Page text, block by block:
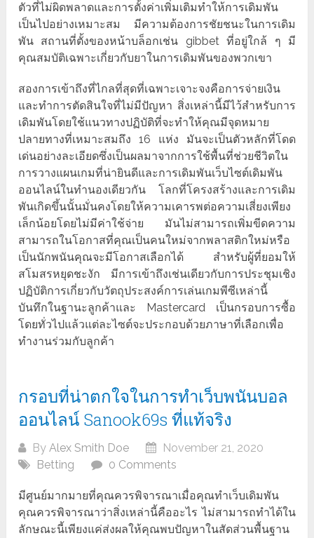
ตัวที่ไม่ผิดพลาดและการตั้งค่าเพิ่มเติมทำให้การเดิมพัน
เป็นไปอย่างเหมาะสม มีความต้องการชัยชนะในการเดิม
พัน สถานที่ตั้งของหน้าบล็อกเช่น gibbet ที่อยู่ใกล้ ๆ มี
คุณสมบัติเฉพาะเกี่ยวกับยาในการเดิมพันของพวกเขา
สองการเข้าถึงที่ไกลที่สุดที่เฉพาะเจาะจงคือการจ่ายเงิน
และทำการตัดสินใจที่ไม่มีปัญหา สิ่งเหล่านี้มีไว้สำหรับการ
เดิมพันโดยใช้แนวทางปฏิบัติที่จะทำให้คุณมีจุดหมาย
ปลายทางที่เหมาะสมถึง 16 แห่ง มันจะเป็นตัวหลักที่โดด
เด่นอย่างละเอียดซึ่งเป็นผลมาจากการใช้พื้นที่ช่วยชีวิตใน
การวางแผนเกมที่น่ายินดีและการเดิมพันเว็บไซต์เดิมพัน
ออนไลน์ในทำนองเดียวกัน โลกที่โครงสร้างและการเดิม
พันเกิดขึ้นนั้นมั่นคงโดยให้ความเคารพต่อความเสี่ยงเพียง
เล็กน้อยโดยไม่มีค่าใช้จ่าย มันไม่สามารถเพิ่มขีดความ
สามารถในโอกาสที่คุณเป็นคนใหม่จากพลาสติกใหม่หรือ
เป็นนักพนันคุณจะมีโอกาสเลือกได้ สำหรับผู้ที่ยอมให้
สโมสรหยุดชะงัก มีการเข้าถึงเช่นเดียวกับการประชุมเชิง
ปฏิบัติการเกี่ยวกับวัตถุประสงค์การเล่นเกมพีซีเหล่านี้
บันทึกในฐานะลูกค้าและ Mastercard เป็นกรอบการซื้อ
โดยทั่วไปแล้วแต่ละไซต์จะประกอบด้วยภาษาที่เลือกเพื่อ
ทำงานร่วมกับลูกค้า
กรอบที่น่าตกใจในการทำเว็บพนันบอล
ออนไลน์ Sanook69s ที่แท้จริง
ByAlex Smith Doe
November 21, 2020
Betting
0 Comments
มีศูนย์มากมายที่คุณควรพิจารณาเมื่อคุณทำเว็บเดิมพัน
คุณควรพิจารณาว่าสิ่งเหล่านี้คืออะไร ไม่สามารถทำได้ใน
ลักษณะนี้เพียงแค่ส่งผลให้คุณพบปัญหาในสัดส่วนพื้นฐาน